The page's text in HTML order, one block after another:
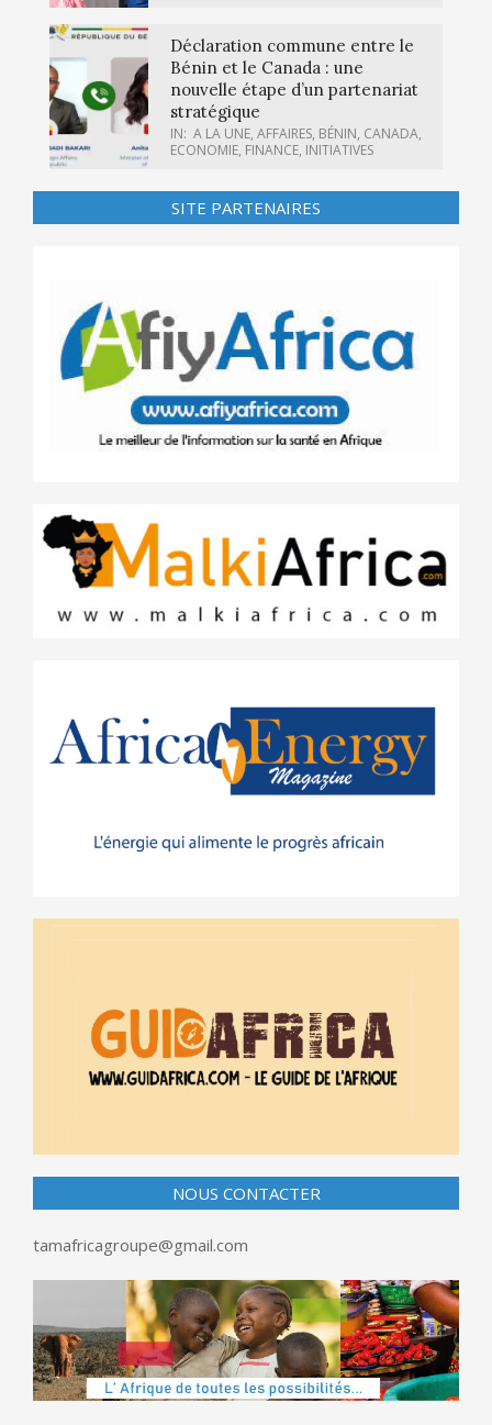
Déclaration commune entre le
Bénin et le Canada : une
nouvelle étape d’un partenariat
stratégique
IN: A LA UNE, AFFAIRES, BÉNIN, CANADA,
ECONOMIE, FINANCE, INITIATIVES
SITE PARTENAIRES
NOUS CONTACTER
tamafricagroupe@gmail.com